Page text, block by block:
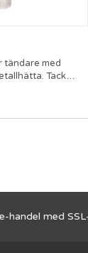
tändare med
Tack
är det lätt att
Försedd med
handel med